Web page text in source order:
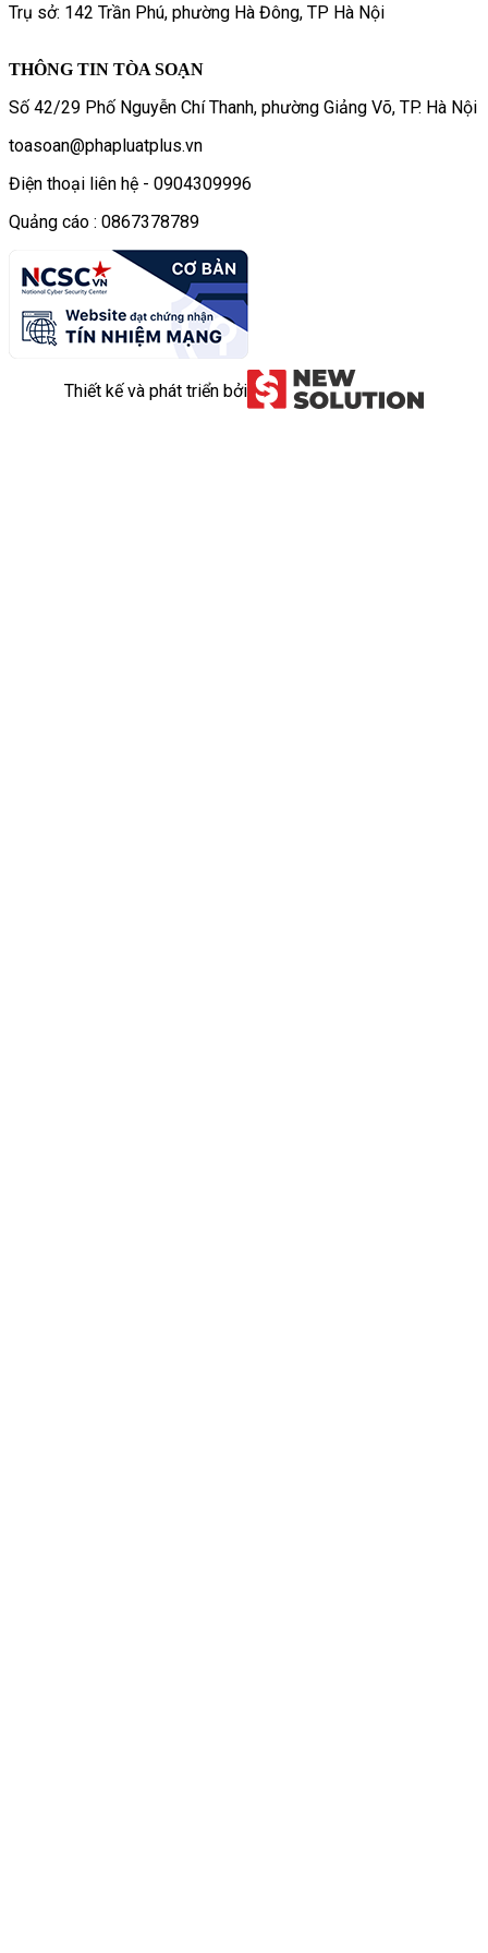
Trụ sở: 142 Trần Phú, phường Hà Đông, TP Hà Nội
THÔNG TIN TÒA SOẠN
Số 42/29 Phố Nguyễn Chí Thanh, phường Giảng Võ, TP. Hà Nội
toasoan@phapluatplus.vn
Điện thoại liên hệ - 0904309996
Quảng cáo : 0867378789
Thiết kế và phát triển bởi